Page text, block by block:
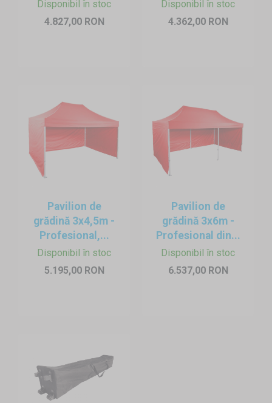
Disponibil în stoc
4.827,00 RON
Disponibil în stoc
4.362,00 RON
Pavilion de
grădină 3x4,5m -
Profesional,...
Disponibil în stoc
5.195,00 RON
Pavilion de
grădină 3x6m -
Profesional din...
Disponibil în stoc
6.537,00 RON